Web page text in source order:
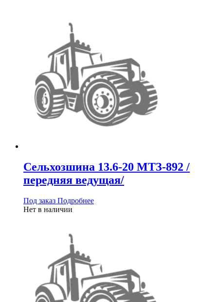
Сельхозшина 13.6-20 МТЗ-892 /
передняя ведущая/
Под заказ Подробнее
Нет в наличии